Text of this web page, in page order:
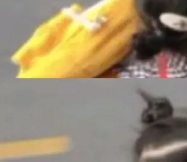
在以下方向上带来了显著
像生成； 更精细的局部纹
感； 更准确的中英文文字
更稳定的图...
的包，它和它的依赖项都
会用在其他发行版上。」
实际上为零。既然只有 Ub
snap 打包就没什么可纠结
的迁移路径 hwctl 是 rust-
部分，命令行工具负责查
公司之间来回跳，中间只
上周刚宣布因健康原因
Lab，说自己作为联合
」。几天后，The Inform
OpenAI，负责递归自我
Thinking Machines 过
的公司。六月，Google
Shazeer 去了 Op...
，包含多项改进。官方更
主要更新内容如下： 扩
(DAB+) transpose_cuda
Rate Converter (vf_frc
「DeepSeek Flash did 8T
5T of free usage + 3T